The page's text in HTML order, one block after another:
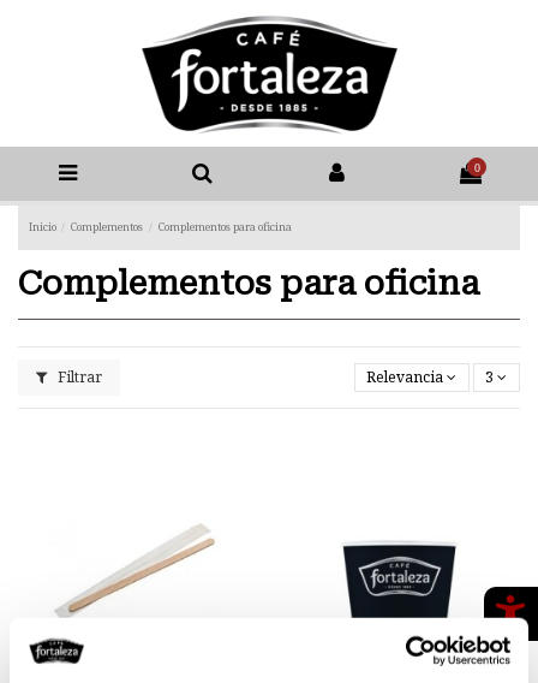
0
Inicio Complementos Complementos para oficina
Complementos para oficina
Filtrar Relevancia 3